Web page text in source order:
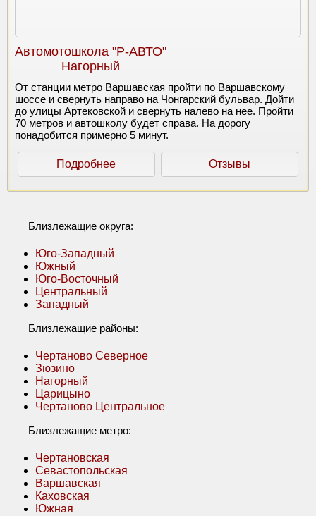
Автомотошкола "Р-АВТО"
Нагорный
От станции метро Варшавская пройти по Варшавскому
шоссе и свернуть направо на Чонгарский бульвар. Дойти
до улицы Артековской и свернуть налево на нее. Пройти
70 метров и автошколу будет справа. На дорогу
понадобится примерно 5 минут.
Подробнее Отзывы
Близлежащие округа:
Юго-Западный
Южный
Юго-Восточный
Центральный
Западный
Близлежащие районы:
Чертаново Северное
Зюзино
Нагорный
Царицыно
Чертаново Центральное
Близлежащие метро:
Чертановская
Севастопольская
Варшавская
Каховская
Южная